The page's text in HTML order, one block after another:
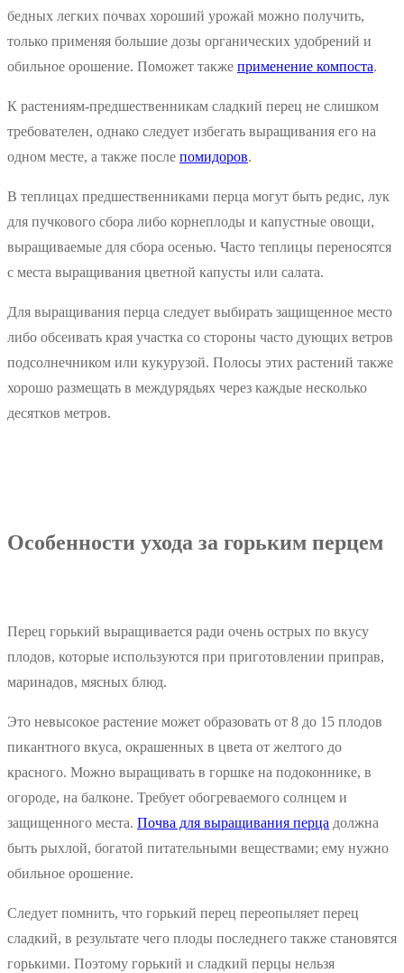
бедных легких почвах хороший урожай можно получить,
только применяя большие дозы органических удобрений и
обильное орошение. Поможет также применение компоста.
К растениям-предшественникам сладкий перец не слишком
требователен, однако следует избегать выращивания его на
одном месте, а также после помидоров.
В теплицах предшественниками перца могут быть редис, лук
для пучкового сбора либо корнеплоды и капустные овощи,
выращиваемые для сбора осенью. Часто теплицы переносятся
с места выращивания цветной капусты или салата.
Для выращивания перца следует выбирать защищенное место
либо обсеивать края участка со стороны часто дующих ветров
подсолнечником или кукурузой. Полосы этих растений также
хорошо размещать в междурядьях через каждые несколько
десятков метров.
Особенности ухода за горьким перцем
Перец горький выращивается ради очень острых по вкусу
плодов, которые используются при приготовлении приправ,
маринадов, мясных блюд.
Это невысокое растение может образовать от 8 до 15 плодов
пикантного вкуса, окрашенных в цвета от желтого до
красного. Можно выращивать в горшке на подоконнике, в
огороде, на балконе. Требует обогреваемого солнцем и
защищенного места. Почва для выращивания перца должна
быть рыхлой, богатой питательными веществами; ему нужно
обильное орошение.
Следует помнить, что горький перец переопыляет перец
сладкий, в результате чего плоды последнего также становятся
горькими. Поэтому горький и сладкий перцы нельзя